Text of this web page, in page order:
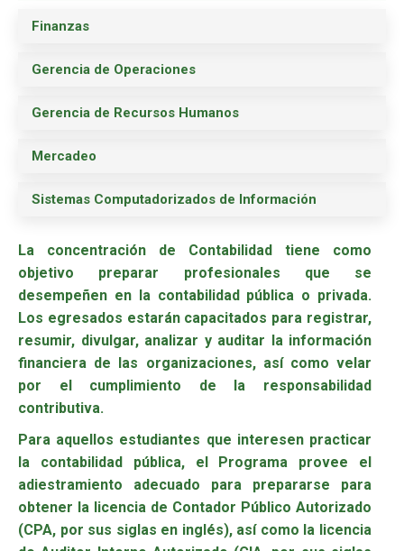
Finanzas
Gerencia de Operaciones
Gerencia de Recursos Humanos
Mercadeo
Sistemas Computadorizados de Información
La concentración de Contabilidad tiene como
objetivo preparar profesionales que se
desempeñen en la contabilidad pública o privada.
Los egresados estarán capacitados para registrar,
resumir, divulgar, analizar y auditar la información
financiera de las organizaciones, así como velar
por el cumplimiento de la responsabilidad
contributiva.
Para aquellos estudiantes que interesen practicar
la contabilidad pública, el Programa provee el
adiestramiento adecuado para prepararse para
obtener la licencia de Contador Público Autorizado
(CPA, por sus siglas en inglés), así como la licencia